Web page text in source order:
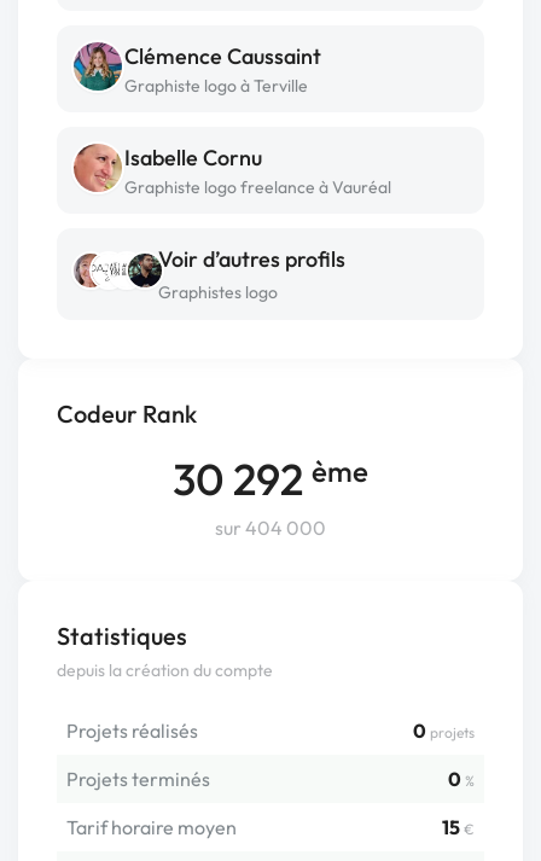
Codeur Rank
30 292 ème
sur 404 000
Statistiques
depuis la création du compte
Projets réalisés 0 projets
Projets terminés 0 %
Tarif horaire moyen 15 €
Clémence Caussaint
Graphiste logo à Terville
Isabelle Cornu
Graphiste logo freelance à Vauréal
Voir d’autres profils
Graphistes logo